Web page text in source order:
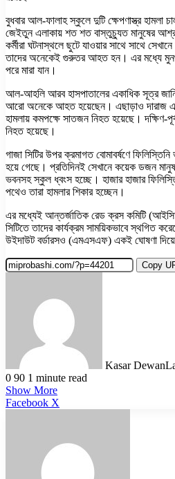
বুধবার আল-ফালাহ স্কুলে দুটি ক্ষেপণাস্ত্র হামলা
জেইতুন এলাকায় শত শত বাস্তুচ্যুত মানুষের
কর্মীরা ঘটনাস্থলে ছুটে যাওয়ার সাথে সাথে
তাদের অনেকেই গুরুতর আহত হন। এর মধ্যে
পরে মারা যান।
আল-আহলি আরব হাসপাতালের একাধিক সূত্র
আরো অনেকে আহত হয়েছেন। এছাড়াও দারাজ
হামলায় কমপক্ষে সাতজন নিহত হয়েছে।
নিহত হয়েছে।
গাজা সিটির উপর ক্রমাগত বোমাবর্ষণে
হয়ে গেছে। প্রতিদিনই সেখানে কয়েক ডজন
ভবনসহ স্কুল ধ্বংস হচ্ছে। হাজার হাজার
পথেও তারা হামলার শিকার হচ্ছেন।
এর মধ্যেই আন্তর্জাতিক রেড ক্রস কমিটি
সিটিতে তাদের কার্যক্রম সাময়িকভাবে স্থগিত
উইদাউট বর্ডারসও (এমএসএফ) একই ঘোষণা
Copy
Kasar Dewan
0 90 1 minute read
Show More
Facebook X